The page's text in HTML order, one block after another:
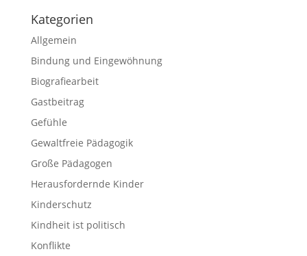
Kategorien
Allgemein
Bindung und Eingewöhnung
Biografiearbeit
Gastbeitrag
Gefühle
Gewaltfreie Pädagogik
Große Pädagogen
Herausfordernde Kinder
Kinderschutz
Kindheit ist politisch
Konflikte